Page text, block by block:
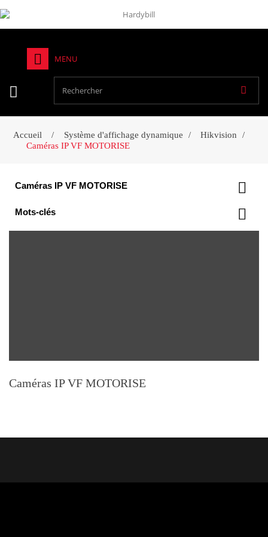
MENU
Accueil Système d'affichage dynamique
Hikvision
Caméras IP VF MOTORISE
Caméras IP VF MOTORISE
Mots-clés
Caméras IP VF MOTORISE